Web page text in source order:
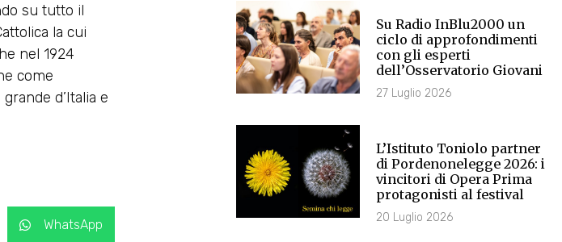
su tutto il
la cui
nel 1924
come
d’Italia e
WhatsApp
Su Radio InBlu2000 un
ciclo di approfondimenti
con gli esperti
dell’Osservatorio Giovani
27 Luglio 2026
L’Istituto Toniolo partner
di Pordenonelegge 2026: i
vincitori di Opera Prima
protagonisti al festival
20 Luglio 2026